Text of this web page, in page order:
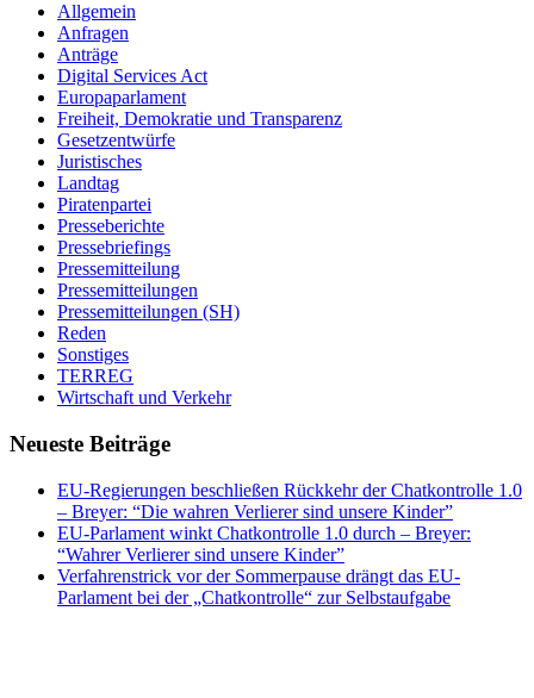
Allgemein
Anfragen
Anträge
Digital Services Act
Europaparlament
Freiheit, Demokratie und Transparenz
Gesetzentwürfe
Juristisches
Landtag
Piratenpartei
Presseberichte
Pressebriefings
Pressemitteilung
Pressemitteilungen
Pressemitteilungen (SH)
Reden
Sonstiges
TERREG
Wirtschaft und Verkehr
Neueste Beiträge
EU-Regierungen beschließen Rückkehr der Chatkontrolle 1.0
– Breyer: “Die wahren Verlierer sind unsere Kinder”
EU-Parlament winkt Chatkontrolle 1.0 durch – Breyer:
“Wahrer Verlierer sind unsere Kinder”
Verfahrenstrick vor der Sommerpause drängt das EU-
Parlament bei der „Chatkontrolle“ zur Selbstaufgabe